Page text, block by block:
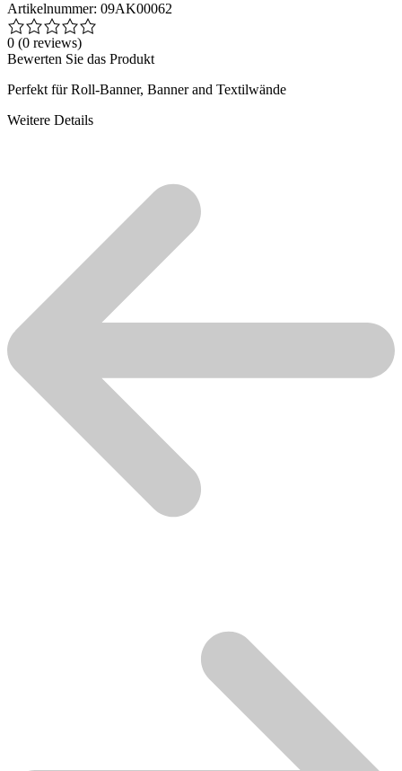
Artikelnummer: 09AK00062
0 (0 reviews)
Bewerten Sie das Produkt
Perfekt für Roll-Banner, Banner and Textilwände
Weitere Details